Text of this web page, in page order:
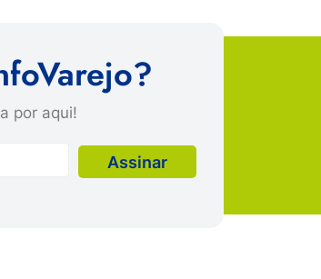
por aqui!